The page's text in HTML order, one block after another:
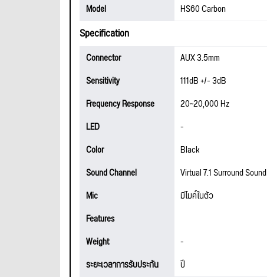
Model
HS60 Carbon
Specification
Connector
AUX 3.5mm
Sensitivity
111dB +/- 3dB
Frequency Response
20~20,000 Hz
LED
-
Color
Black
Sound Channel
Virtual 7.1 Surround Sound
Mic
มีไมค์ในตัว
Features
Weight
-
ระยะเวลาการรับประกัน
ปี